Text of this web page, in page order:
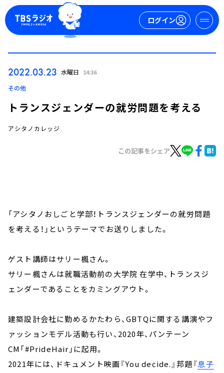
ログイン
TBS Podcast
お知らせ
YouTube
会社情報
2022.03.23 水曜日 14:36
その他
トランスジェンダーの就労問題を考える
アシタノカレッジ
この記事をシェア
「アシタノおしごと学部！トランスジェンダーの就労問題
を考える！」というテーマでお送りしました。
ゲスト講師はサリー楓さん。
サリー楓さんは就職活動前の大学院 在学中、トランスジ
ェンダーであることをカミングアウト。
建築設計会社に勤めるかたわら、GBTQに関する講演やフ
ァッションモデル活動も行い、2020年、パンテーン
CM「#PrideHair」に起用。
2021年には、ドキュメント映画『You decide.』邦題『息子